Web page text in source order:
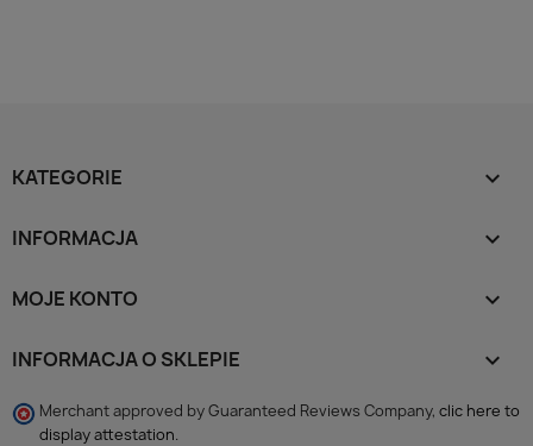
KATEGORIE 
INFORMACJA 
MOJE KONTO 
INFORMACJA O SKLEPIE keyboard_arrow_down
Merchant approved by Guaranteed Reviews Company, clic here to
display attestation.